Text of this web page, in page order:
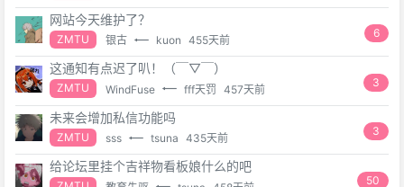
网站今天维护了？
ZMTU 银古 kuon 455天前
6
这通知有点迟了叭！（￣▽￣）
ZMTU WindFuse fff天罚 457天前
3
未来会增加私信功能吗
ZMTU sss tsuna 435天前
3
给论坛里挂个吉祥物看板娘什么的吧
50